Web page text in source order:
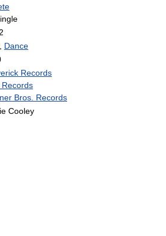
Dance
Records
Records
Bros. Records
Cooley